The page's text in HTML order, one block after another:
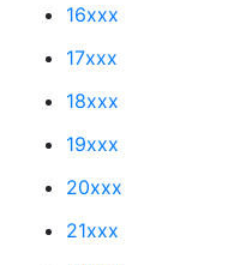
16xxx
17xxx
18xxx
19xxx
20xxx
21xxx